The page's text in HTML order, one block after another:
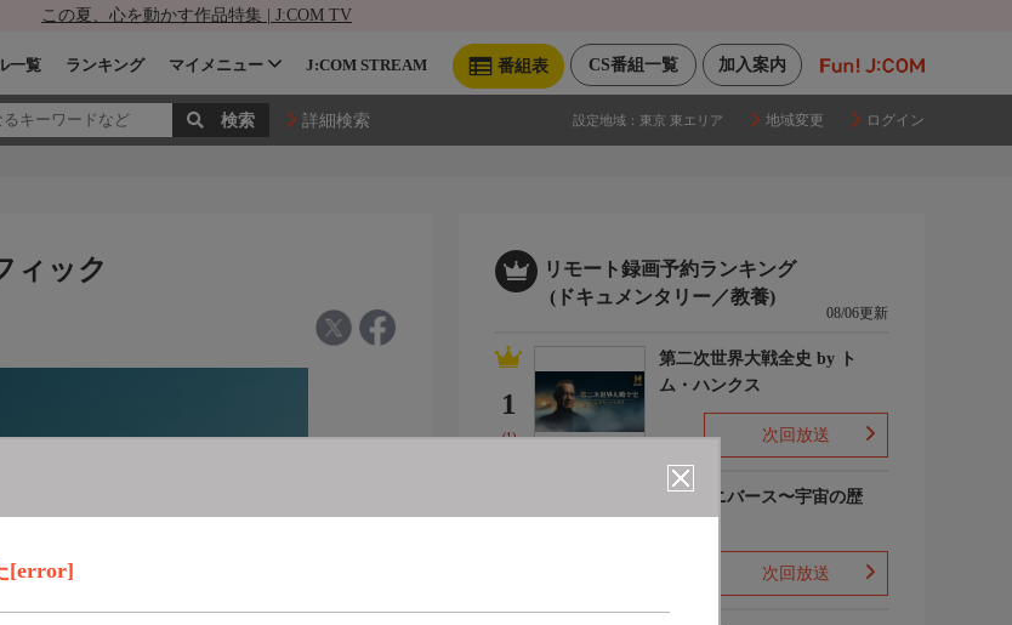
この夏、心を動かす作品特集 | J:COM TV
加入案内
CS番組一覧
番組表
一覧 ランキング マイメニュー J:COM STREAM
詳細検索 設定地域： 東京 東エリア 地域変更 ログイン
[error]
ィック
リモート録画予約ランキング
(ドキュメンタリー／教養)
08/06更新
1
(1)
第二次世界大戦全史 by ト
ム・ハンクス
次回放送
ザ・ユニバース〜宇宙の歴
次回放送